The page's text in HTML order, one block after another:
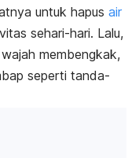
untuk hapus air
sehari-hari. Lalu,
membengkak,
seperti tanda-